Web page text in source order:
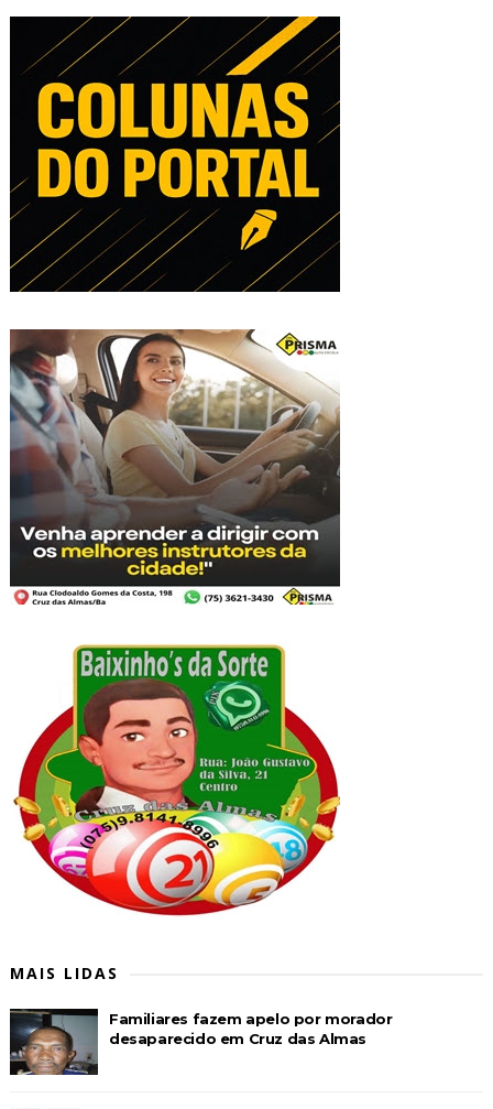
MAIS LIDAS
Familiares fazem apelo por morador
desaparecido em Cruz das Almas